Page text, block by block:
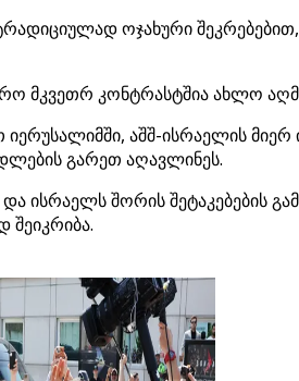
ოჯახური შეკრებებით,
მკვეთრ კონტრასტშია ახლო
აშშ-ისრაელის
გარეთ აღავლინეს.
და ისრაელს შორის შეტაკებების
შეიკრიბა.